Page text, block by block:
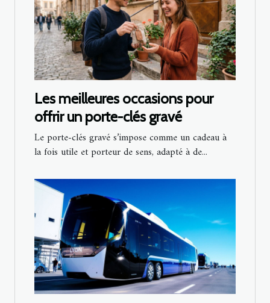
Les meilleures occasions pour
offrir un porte-clés gravé
Le porte-clés gravé s’impose comme un cadeau à
la fois utile et porteur de sens, adapté à de...